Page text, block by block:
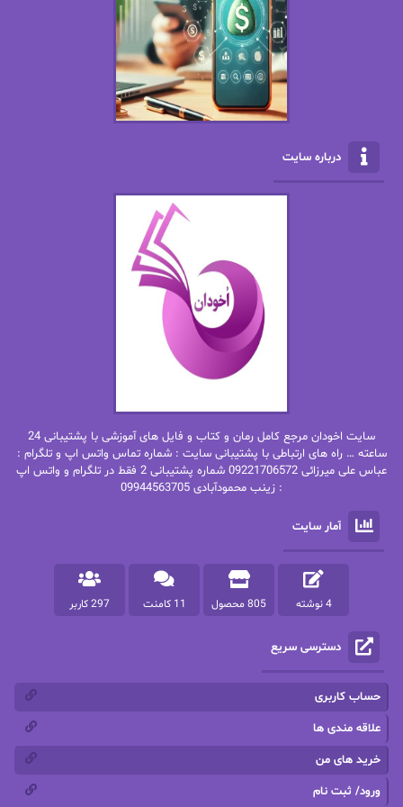
الف صاد
الکساندر دوما
الناز پاکپور‌
الناز محمدی
امیر فرهی
باران
بهار سلطانی
بهاره شیرازی
بهاره.م
بیتا فرخی
پاتریشیا ویلسون پرتو فرهمند
پرستو اسحقی
پرستو مهاجر
پرهام رسولی
پروانه قدیمی پروانه محمدی
پریسا شکور(طوفان خاموش)
پنلوپه وارد
تاران
درباره سایت
سایت اخودان مرجع کامل رمان و کتاب و فایل های آموزشی با پشتیبانی 24
ساعته … راه های ارتباطی با پشتیبانی سایت : شماره تماس واتس اپ و تلگرام :
عباس علی میرزائی 09221706572 شماره پشتیبانی 2 فقط در تلگرام و واتس اپ
: زینب محمودآبادی 09944563705
آمار سایت
4 نوشته 805 محصول 11 کامنت 297 کاربر
دسترسی سریع
حساب کاربری
علاقه مندی ها
خرید های من
ورود/ ثبت نام